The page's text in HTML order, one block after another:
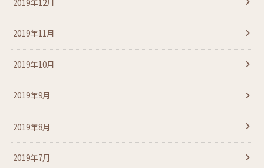
2019年11月
2019年10月
2019年9月
2019年8月
2019年7月